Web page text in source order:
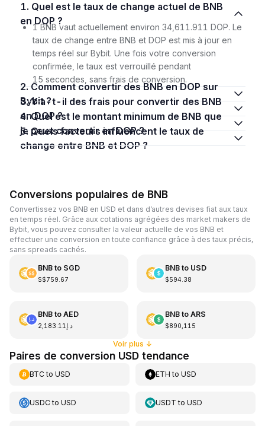
1. Quel est le taux de change actuel de BNB
en DOP ?
1 BNB vaut actuellement environ 34,611.911 DOP. Le
taux de change entre BNB et DOP est mis à jour en
temps réel sur Bybit. Une fois votre conversion
confirmée, le taux est verrouillé pendant
15 secondes, sans frais de conversion.
2. Comment convertir des BNB en DOP sur
Bybit ?
3. Y a-t-il des frais pour convertir des BNB
en DOP ?
4. Quel est le montant minimum de BNB que
je peux convertir en DOP ?
5. Quels facteurs influencent le taux de
change entre BNB et DOP ?
Conversions populaires de BNB
Convertissez vos BNB en USD et dans d’autres devises fiat aux taux
en temps réel. Grâce aux cotations agrégées des market makers de
Bybit, vous pouvez consulter la valeur actuelle de vos BNB et
effectuer une conversion en toute confiance grâce à des taux précis,
sans spreads cachés.
BNBto SGD
S$759.67
BNBto USD
$594.38
BNBto AED
د.إ2,183.11
BNBto ARS
$890,115
Voir plus ↓
Paires de conversion USD tendance
BTCto USD ETH toUSD
USDCto USD USDT toUSD